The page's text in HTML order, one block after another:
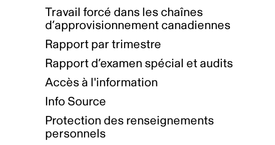
Travail forcé dans les chaînes
d’approvisionnement canadiennes
Rapport par trimestre
Rapport d’examen spécial et audits
Accès à l'information
Info Source
Protection des renseignements
personnels